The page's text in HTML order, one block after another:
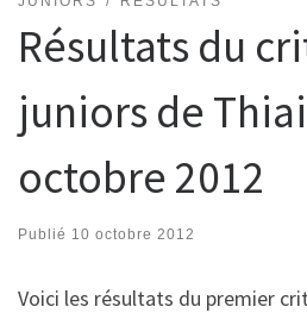
Résultats du
juniors de
octobre 2012
Publié 10 octobre 2012
Voici les résultats du premier